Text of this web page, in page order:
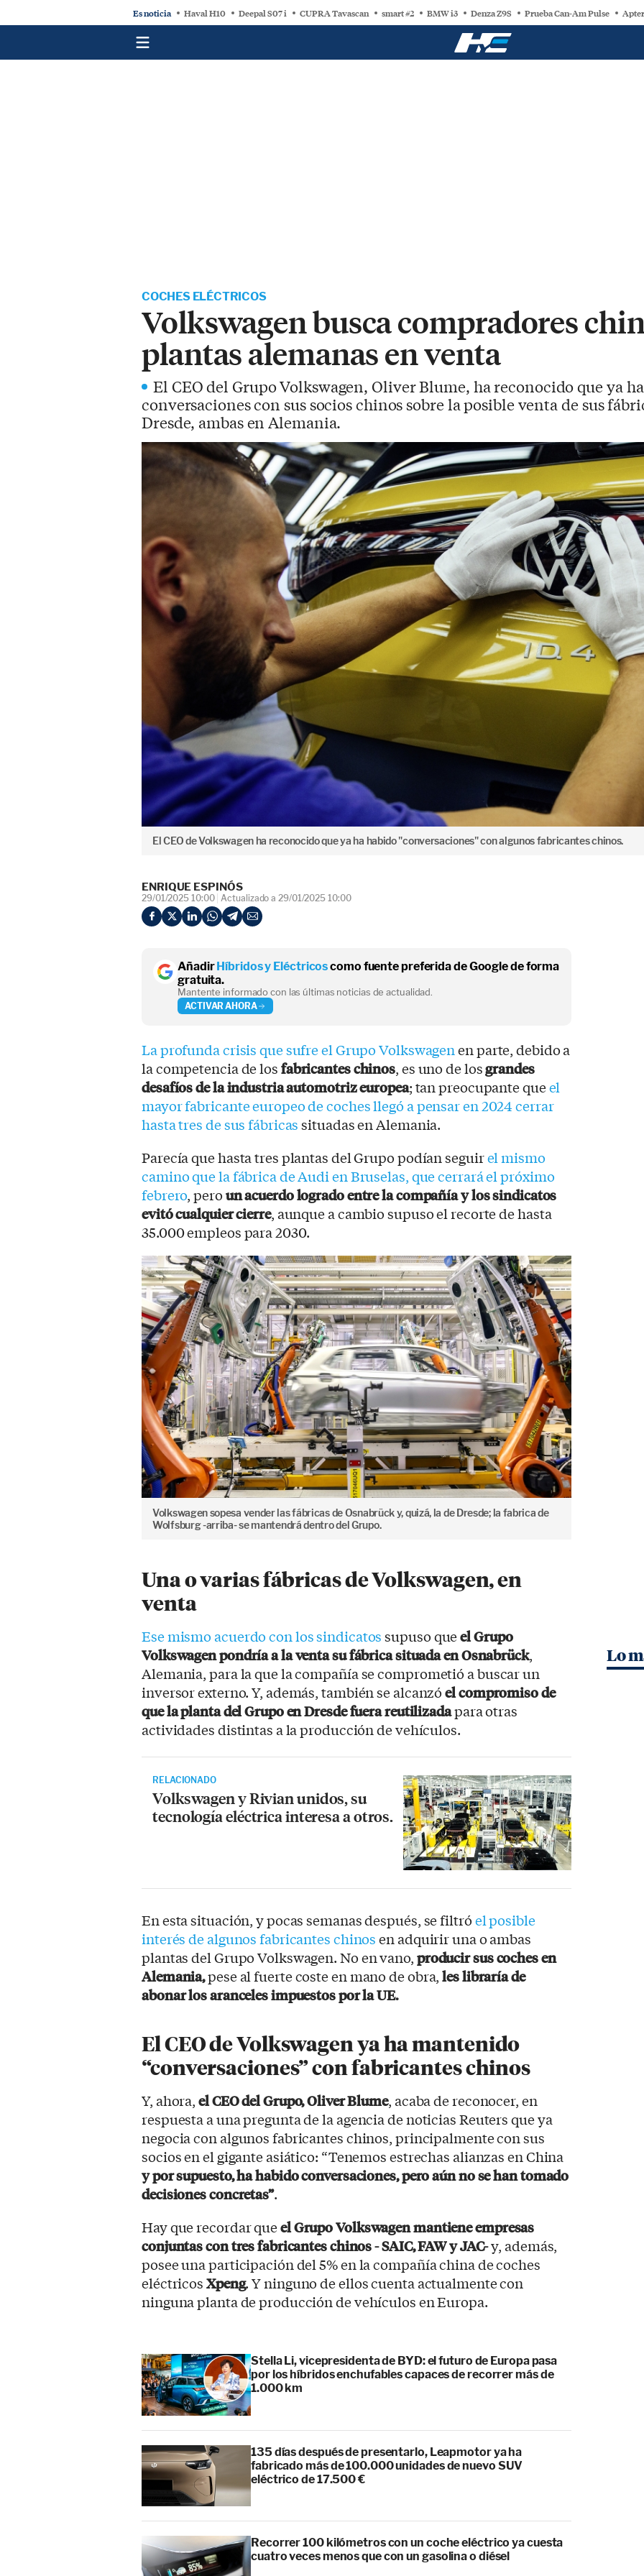
Es noticia Haval H10 Deepal S07 i CUPRA Tavascan smart #2 BMW i3 Denza Z9S Prueba Can-Am Pulse
COCHES ELÉCTRICOS
Volkswagen busca compradores
plantas alemanas en venta
El CEO del Grupo Volkswagen, Oliver Blume, ha reconocido que ya
conversaciones con sus socios chinos sobre la posible venta de sus
Dresde, ambas en Alemania.
El CEO de Volkswagen ha reconocido que ya ha habido "conversaciones" con algunos fabricantes chinos.
ENRIQUE ESPINÓS
29/01/2025 10:00 Actualizado a 29/01/2025 10:00
Añadir Híbridos y Eléctricoscomo fuente preferida de Google de forma
gratuita.
Mantente informado con las últimas noticias de actualidad.
ACTIVAR AHORA
La profunda crisis que sufre el Grupo Volkswagenen parte, debido a
la competencia de losfabricantes chinos, es uno de losgrandes
desafíos de la industria automotriz europea; tan preocupante queel
mayor fabricante europeo de coches llegó a pensar en 2024 cerrar
hasta tres de sus fábricassituadas en Alemania.
Parecía que hasta tres plantas del Grupo podían seguirel mismo
camino que la fábrica de Audi en Bruselas, que cerrará el próximo
febrero, peroun acuerdo logrado entre la compañía y los sindicatos
evitó cualquier cierre, aunque a cambio supuso el recorte de hasta
35.000 empleos para 2030.
Volkswagen sopesa vender las fábricas de Osnabrück y, quizá, la de Dresde; la fabrica de
Wolfsburg -arriba- se mantendrá dentro del Grupo.
Una o varias fábricas de Volkswagen, en
venta
Ese mismo acuerdo con los sindicatossupuso queel Grupo
Volkswagen pondría a la venta su fábrica situada en Osnabrück,
Alemania, para la que la compañía se comprometió a buscar un
inversor externo. Y, además, también se alcanzóel compromiso de
que la planta del Grupo en Dresde fuera reutilizadapara otras
actividades distintas a la producción de vehículos.
RELACIONADO
Volkswagen y Rivian unidos, su
tecnología eléctrica interesa a otros.
En esta situación, y pocas semanas después, se filtróel posible
interés de algunos fabricantes chinosen adquirir una o ambas
plantas del Grupo Volkswagen. No en vano,producir sus coches en
Alemania,pese al fuerte coste en mano de obra,les libraría de
abonar los aranceles impuestos por la UE.
El CEO de Volkswagen ya ha mantenido
“conversaciones” con fabricantes chinos
Y, ahora,el CEO del Grupo, Oliver Blume, acaba de reconocer, en
respuesta a una pregunta de la agencia de noticias Reuters que ya
negocia con algunos fabricantes chinos, principalmente con sus
socios en el gigante asiático: “Tenemos estrechas alianzas en China
y por supuesto, ha habido conversaciones, pero aún no se han tomado
decisiones concretas”.
Hay que recordar queel Grupo Volkswagen mantiene empresas
conjuntas con tres fabricantes chinos - SAIC, FAW y JAC-y, además,
posee una participación del 5% en la compañía china de coches
eléctricosXpeng. Y ninguno de ellos cuenta actualmente con
ninguna planta de producción de vehículos en Europa.
Stella Li, vicepresidenta de BYD: el futuro de Europa pasa
por los híbridos enchufables capaces de recorrer más de
1.000 km
135 días después de presentarlo, Leapmotor ya ha
fabricado más de 100.000 unidades de nuevo SUV
eléctrico de 17.500 €
Recorrer 100 kilómetros con un coche eléctrico ya cuesta
cuatro veces menos que con un gasolina o diésel
Lo